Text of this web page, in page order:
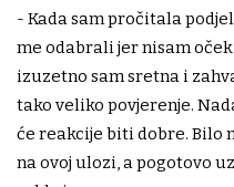
- Kada sam pročitala
me odabrali jer nisam
izuzetno sam sretna i
tako veliko povjerenje.
će reakcije biti dobre. Bilo
na ovoj ulozi, a pogotovo